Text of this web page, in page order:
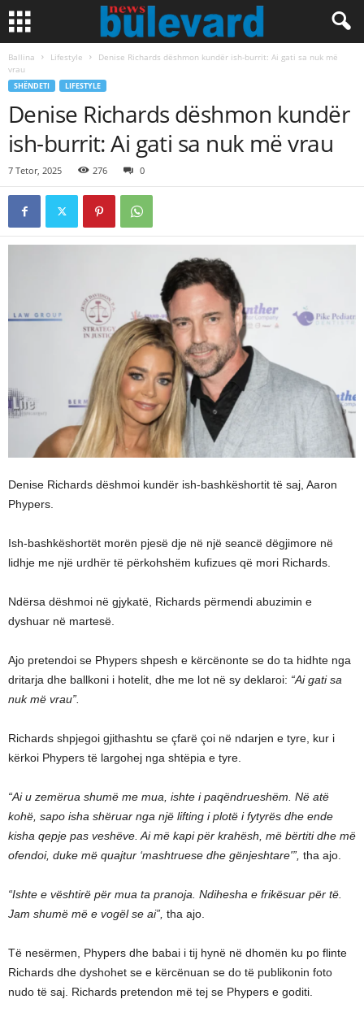
Ballina Lifestyle
Denise Richards dëshmon kundër ish-burrit: Ai gati sa nuk më
vrau
SHËNDETI LIFESTYLE
Denise Richards dëshmon kundër
ish-burrit: Ai gati sa nuk më vrau
7 Tetor, 2025 276 0
Denise Richards dëshmoi kundër ish-bashkëshortit të saj, Aaron
Phypers.
Ish-bashkëshortët morën pjesë dje në një seancë dëgjimore në
lidhje me një urdhër të përkohshëm kufizues që mori Richards.
Ndërsa dëshmoi në gjykatë, Richards përmendi abuzimin e
dyshuar në martesë.
Ajo pretendoi se Phypers shpesh e kërcënonte se do ta hidhte nga
dritarja dhe ballkoni i hotelit, dhe me lot në sy deklaroi: “Ai gati sa
nuk më vrau”.
Richards shpjegoi gjithashtu se çfarë çoi në ndarjen e tyre, kur i
kërkoi Phypers të largohej nga shtëpia e tyre.
“Ai u zemërua shumë me mua, ishte i paqëndrueshëm. Në atë
kohë, sapo isha shëruar nga një lifting i plotë i fytyrës dhe ende
kisha qepje pas veshëve. Ai më kapi për krahësh, më bërtiti dhe më
ofendoi, duke më quajtur ‘mashtruese dhe gënjeshtare'”, tha ajo.
“Ishte e vështirë për mua ta pranoja. Ndihesha e frikësuar për të.
Jam shumë më e vogël se ai”, tha ajo.
Të nesërmen, Phypers dhe babai i tij hynë në dhomën ku po flinte
Richards dhe dyshohet se e kërcënuan se do të publikonin foto
nudo të saj. Richards pretendon më tej se Phypers e goditi.